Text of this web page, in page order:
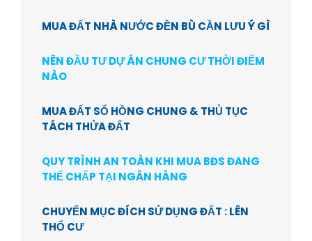
MUA ĐẤT NHÀ NƯỚC ĐỀN BÙ CẦN LƯU Ý GÌ
NÊN ĐẦU TƯ DỰ ÁN CHUNG CƯ THỜI ĐIỂM
NÀO
MUA ĐẤT SỔ HỒNG CHUNG & THỦ TỤC
TÁCH THỬA ĐẤT
QUY TRÌNH AN TOÀN KHI MUA BĐS ĐANG
THẾ CHẤP TẠI NGÂN HÀNG
CHUYỂN MỤC ĐÍCH SỬ DỤNG ĐẤT : LÊN
THỔ CƯ